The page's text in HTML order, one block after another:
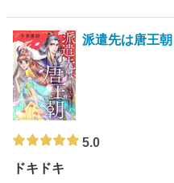
派遣先は唐王朝
5.0
ドキドキ